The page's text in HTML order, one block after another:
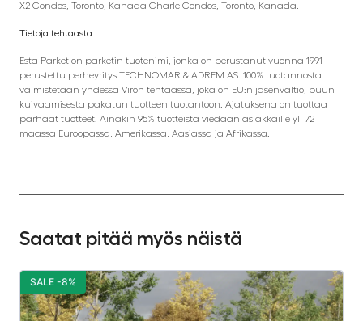
X2 Condos, Toronto, Kanada Charle Condos, Toronto, Kanada.
Tietoja tehtaasta
Esta Parket on parketin tuotenimi, jonka on perustanut vuonna 1991
perustettu perheyritys TECHNOMAR & ADREM AS. 100% tuotannosta
valmistetaan yhdessä Viron tehtaassa, joka on EU:n jäsenvaltio, puun
kuivaamisesta pakatun tuotteen tuotantoon. Ajatuksena on tuottaa
parhaat tuotteet. Ainakin 95% tuotteista viedään asiakkaille yli 72
maassa Euroopassa, Amerikassa, Aasiassa ja Afrikassa.
Saatat pitää myös näistä
SALE -8%